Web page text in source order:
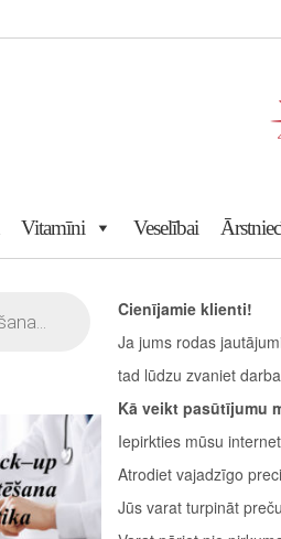
Vitamīni Veselībai
Cienījamie klienti!
Ja jums rodas
tad lūdzu zvaniet
Kā veikt pasūtījumu
Iepirkties mūsu
Atrodiet vajadzīgo
Jūs varat turpināt